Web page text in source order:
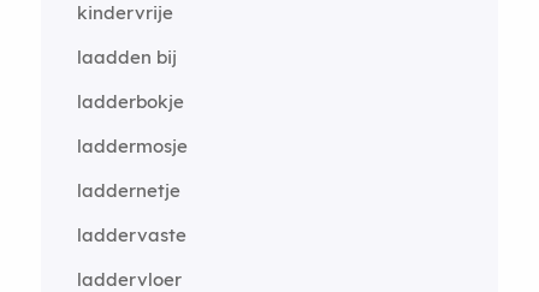
kindervrije
laadden bij
ladderbokje
laddermosje
laddernetje
laddervaste
laddervloer